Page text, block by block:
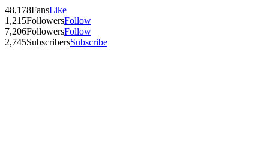
48,178FansLike
1,215FollowersFollow
7,206FollowersFollow
2,745SubscribersSubscribe